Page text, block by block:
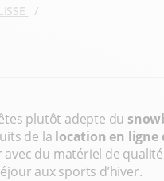
plutôt adepte du
de la location en ligne
du matériel de qualité
aux sports d’hiver.